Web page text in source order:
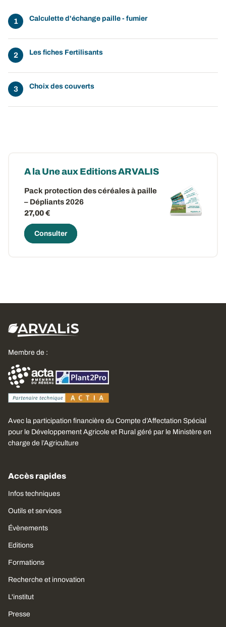
Calculette d'échange paille - fumier
Les fiches Fertilisants
Choix des couverts
A la Une aux Editions ARVALIS
Pack protection des céréales à paille
– Dépliants 2026
27,00 €
Consulter
Membre de :
Avec la participation financière du Compte d’Affectation Spécial
pour le Développement Agricole et Rural géré par le Ministère en
charge de l’Agriculture
Accès rapides
Infos techniques
Outils et services
Évènements
Editions
Formations
Recherche et innovation
L'institut
Presse